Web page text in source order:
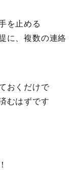
を止める
に、複数の連絡
おくだけで
むはずです